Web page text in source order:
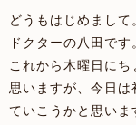
どうもはじめまして
ドクターの八田です
これから木曜日に
思いますが、今日
ていこうかと思いま